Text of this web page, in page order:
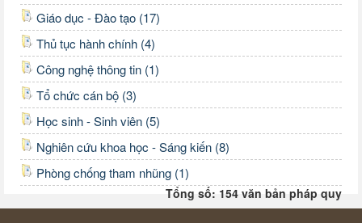
Giáo dục - Đào tạo (17)
Thủ tục hành chính (4)
Công nghệ thông tin (1)
Tổ chức cán bộ (3)
Học sinh - Sinh viên (5)
Nghiên cứu khoa học - Sáng kiến (8)
Phòng chống tham nhũng (1)
Tổng số: 154 văn bản pháp quy